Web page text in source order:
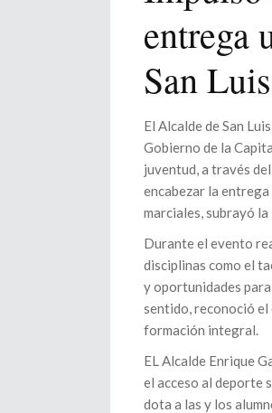
entrega
San
El Alcalde de San
Gobierno de la
juventud, a través
encabezar la
marciales, subrayó
Durante el evento
disciplinas como el
y oportunidades
sentido, reconoció el
formación integral.
EL Alcalde Enrique
el acceso al deporte
dota a las y los